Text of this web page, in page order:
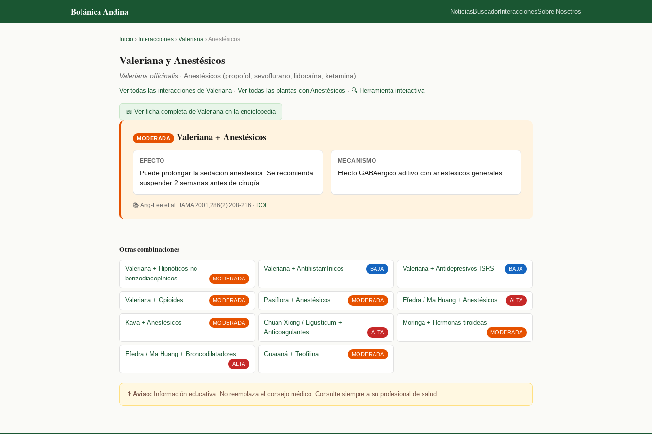
Botánica Andina Noticias Buscador InteraccionesSobre Nosotros
Inicio › Interacciones › Valeriana ›Anestésicos
Valeriana y Anestésicos
Valeriana officinalis · Anestésicos (propofol, sevoflurano, lidocaína, ketamina)
Ver todas las interacciones de Valeriana· Ver todas las plantas con Anestésicos · 🔍 Herramienta interactiva
📖 Ver ficha completa de Valeriana en la enciclopedia
MODERADA Valeriana + Anestésicos
EFECTO
Puede prolongar la sedación anestésica. Se recomienda
suspender 2 semanas antes de cirugía.
MECANISMO
Efecto GABAérgico aditivo con anestésicos generales.
📚 Ang-Lee et al. JAMA 2001;286(2):208-216 · DOI
Otras combinaciones
Valeriana + Hipnóticos no
benzodiacepínicos
MODERADA
Valeriana + Antihistamínicos BAJA Valeriana + Antidepresivos ISRS BAJA
Valeriana + Opioides MODERADA Pasiflora + Anestésicos MODERADA Efedra / Ma Huang + Anestésicos ALTA
Kava + Anestésicos MODERADA
Chuan Xiong / Ligusticum +
Anticoagulantes
ALTA
Moringa + Hormonas tiroideas
MODERADA
Efedra / Ma Huang + Broncodilatadores
ALTA
Guaraná + Teofilina MODERADA
⚕️ Aviso: Información educativa. No reemplaza el consejo médico. Consulte siempre a su profesional de salud.